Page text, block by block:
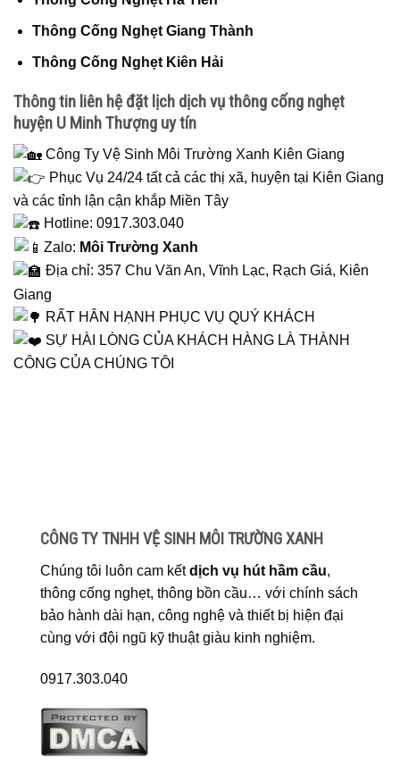
Thông Cống Nghẹt Giang Thành
Thông Cống Nghẹt Kiên Hải
Thông tin liên hệ đặt lịch dịch vụ thông cống nghẹt
huyện U Minh Thượng uy tín
Công Ty Vệ Sinh Môi Trường Xanh Kiên Giang
Phục Vụ 24/24 tất cả các thị xã, huyện tại Kiên Giang
và các tỉnh lận cận khắp Miền Tây
Hotline: 0917.303.040
Zalo: Môi Trường Xanh
Địa chỉ: 357 Chu Văn An, Vĩnh Lạc, Rạch Giá, Kiên
Giang
RẤT HÂN HẠNH PHỤC VỤ QUÝ KHÁCH
SỰ HÀI LÒNG CỦA KHÁCH HÀNG LÀ THÀNH
CÔNG CỦA CHÚNG TÔI
CÔNG TY TNHH VỆ SINH MÔI TRƯỜNG XANH
Chúng tôi luôn cam kếtdịch vụ hút hầm cầu,
thông cống nghẹt, thông bồn cầu… với chính sách
bảo hành dài hạn, công nghệ và thiết bị hiện đại
cùng với đội ngũ kỹ thuật giàu kinh nghiệm.
0917.303.040